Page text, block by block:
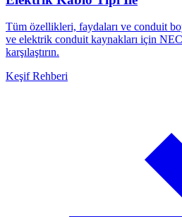
Tüm özellikleri, faydaları ve conduit
ve elektrik conduit kaynakları için
karşılaştırın.
Keşif Rehberi